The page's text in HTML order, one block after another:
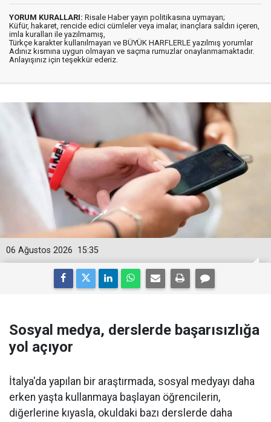
YORUM KURALLARI: Risale Haber yayın politikasına uymayan;
Küfür, hakaret, rencide edici cümleler veya imalar, inançlara saldırı içeren,
imla kuralları ile yazılmamış,
Türkçe karakter kullanılmayan ve BÜYÜK HARFLERLE yazılmış yorumlar
Adınız kısmına uygun olmayan ve saçma rumuzlar onaylanmamaktadır.
Anlayışınız için teşekkür ederiz.
15:35
06 Ağustos 2026
Sosyal medya, derslerde başarısızlığa
yol açıyor
İtalya'da yapılan bir araştırmada, sosyal medyayı daha
erken yaşta kullanmaya başlayan öğrencilerin,
diğerlerine kıyasla, okuldaki bazı derslerde daha